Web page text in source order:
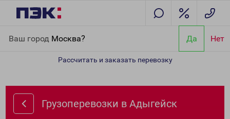
Ваш город Москва? Да Нет
Рассчитать и заказать перевозку
Грузоперевозки в Адыгейск